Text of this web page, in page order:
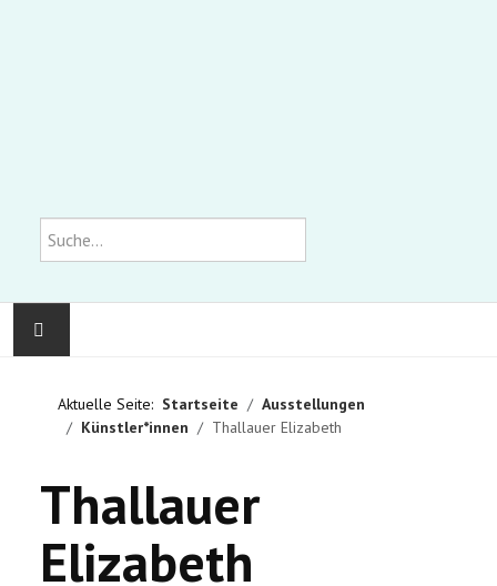
Suchen
AUSSTELLUNGEN
WIR ÜBER UNS
Aktuelle Seite: Startseite
Ausstellungen
Künstler*innen
Thallauer Elizabeth
Thallauer
Elizabeth